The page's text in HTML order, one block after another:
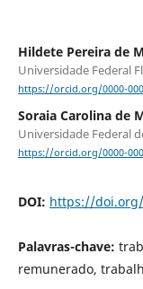
Hildete Pereira de
Universidade Federal
https://orcid.org/0000-
Soraia Carolina de
Universidade Federal
https://orcid.org/0000-
DOI: https://doi.org/
Palavras-chave:
remunerado,